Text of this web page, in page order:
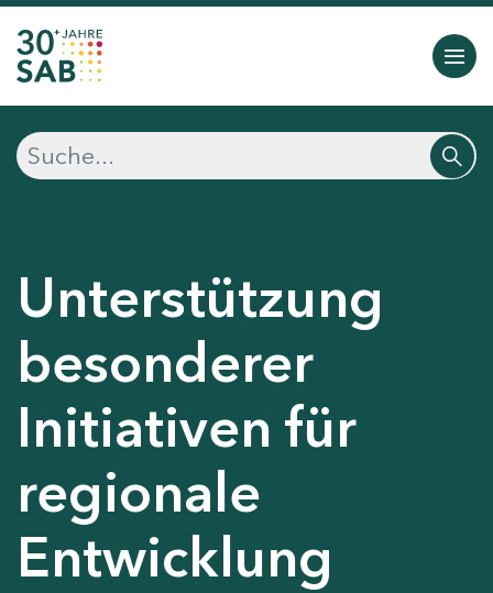
Unterstützung
besonderer
Initiativen für
regionale
Entwicklung